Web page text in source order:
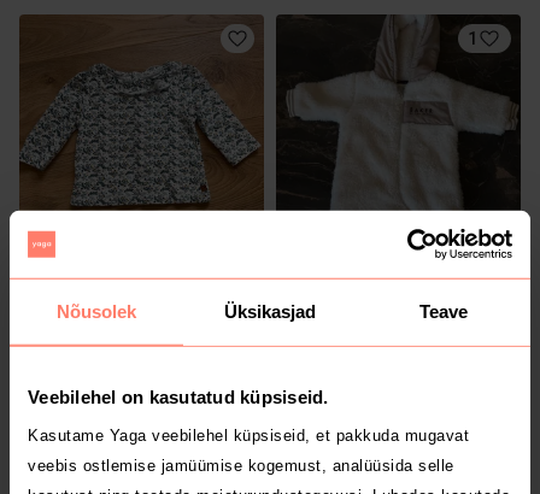
Nõusolek Üksikasjad Teave
Veebilehel on kasutatud küpsiseid.
Kasutame Yaga veebilehel küpsiseid, et pakkuda mugavat
veebis ostlemise jamüümise kogemust, analüüsida selle
4.9 €
1-3 kuud
Obaibi
1
20 €
1-3 kuud
Ted Baker